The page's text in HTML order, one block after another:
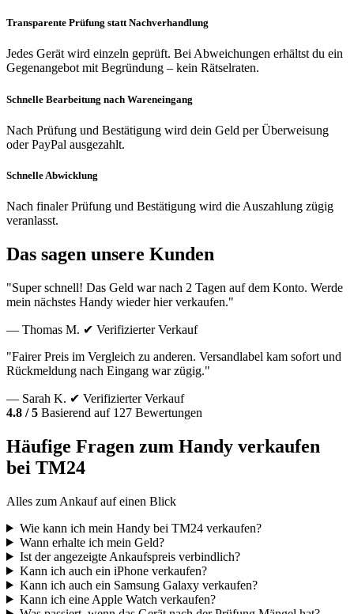
Transparente Prüfung statt Nachverhandlung
Jedes Gerät wird einzeln geprüft. Bei Abweichungen erhältst du ein
Gegenangebot mit Begründung – kein Rätselraten.
Schnelle Bearbeitung nach Wareneingang
Nach Prüfung und Bestätigung wird dein Geld per Überweisung
oder PayPal ausgezahlt.
Schnelle Abwicklung
Nach finaler Prüfung und Bestätigung wird die Auszahlung zügig
veranlasst.
Das sagen unsere Kunden
"Super schnell! Das Geld war nach 2 Tagen auf dem Konto. Werde
mein nächstes Handy wieder hier verkaufen."
— Thomas M. ✔ Verifizierter Verkauf
"Fairer Preis im Vergleich zu anderen. Versandlabel kam sofort und
Rückmeldung nach Eingang war zügig."
— Sarah K. ✔ Verifizierter Verkauf
4.8 / 5 Basierend auf 127 Bewertungen
Häufige Fragen zum Handy verkaufen
bei TM24
Alles zum Ankauf auf einen Blick
Wie kann ich mein Handy bei TM24 verkaufen?
Wann erhalte ich mein Geld?
Ist der angezeigte Ankaufspreis verbindlich?
Kann ich auch ein iPhone verkaufen?
Kann ich auch ein Samsung Galaxy verkaufen?
Kann ich eine Apple Watch verkaufen?